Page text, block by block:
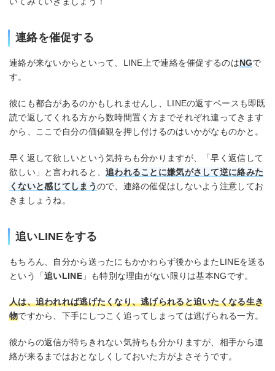
連絡を催促する
連絡が来ないからといって、LINE上で連絡を催促するのはNGで
す。
彼にも都合があるのかもしれませんし、LINEの返すペースも即既
読で返してくれる方から数時間置く方までそれぞれ違ってきます
から、ここで自分の価値観を押し付けるのはいかがなものかと。
早く返して欲しいという気持ちも分かりますが、「早く返信して
欲しい」と言われると、追われることに嫌気がさして逆に絡みた
くないと感じてしまうので、連絡の催促はしないよう注意してお
きましょうね。
追いLINEをする
もちろん、自分から送ったにもかかわらず後からまたLINEを送る
という「追いLINE」も特別な理由がない限りは基本NGです。
人は、追われれば逃げたくなり、逃げられると追いたくなる生き
物ですから、下手にしつこく追ってしまっては逃げられる一方。
彼からの返信が待ちきれない気持ちも分かりますが、相手から連
絡が来るまではおとなしくしておいた方がよさそうです。